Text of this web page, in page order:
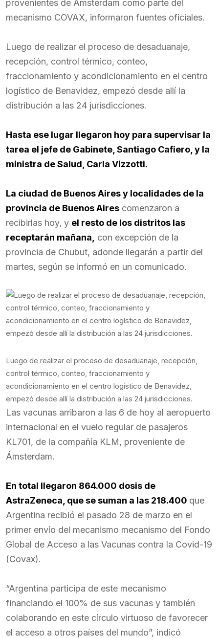
provenientes de Ámsterdam como parte del
mecanismo COVAX, informaron fuentes oficiales.
Luego de realizar el proceso de desaduanaje,
recepción, control térmico, conteo,
fraccionamiento y acondicionamiento en el centro
logístico de Benavidez, empezó desde allí la
distribución a las 24 jurisdicciones.
Hasta ese lugar llegaron hoy para supervisar la
tarea el jefe de Gabinete, Santiago Cafiero, y la
ministra de Salud, Carla Vizzotti.
La ciudad de Buenos Aires y localidades de la
provincia de Buenos Aires comenzaron a
recibirlas hoy, y el resto de los distritos las
receptarán mañana,
con excepción de la
provincia de Chubut, adonde llegarán a partir del
martes, según se informó en un comunicado.
Luego de realizar el proceso de desaduanaje, recepción,
control térmico, conteo, fraccionamiento y
acondicionamiento en el centro logístico de Benavidez,
empezó desde allí la distribución a las 24 jurisdicciones.
Las vacunas arribaron a las 6 de hoy al aeropuerto
internacional en el vuelo regular de pasajeros
KL701, de la compañía KLM, proveniente de
Ámsterdam.
En total llegaron 864.000 dosis de
AstraZeneca, que se suman a las 218.400 que
Argentina recibió el pasado 28 de marzo en el
primer envío del mecanismo mecanismo del Fondo
Global de Acceso a las Vacunas contra la Covid-19
(Covax).
“Argentina participa de este mecanismo
financiando el 100% de sus vacunas y también
colaborando en este círculo virtuoso de favorecer
el acceso a otros países del mundo”, indicó